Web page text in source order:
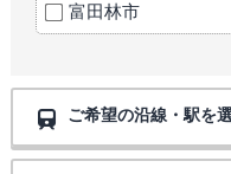
富田林市
ご希望の沿線・駅を